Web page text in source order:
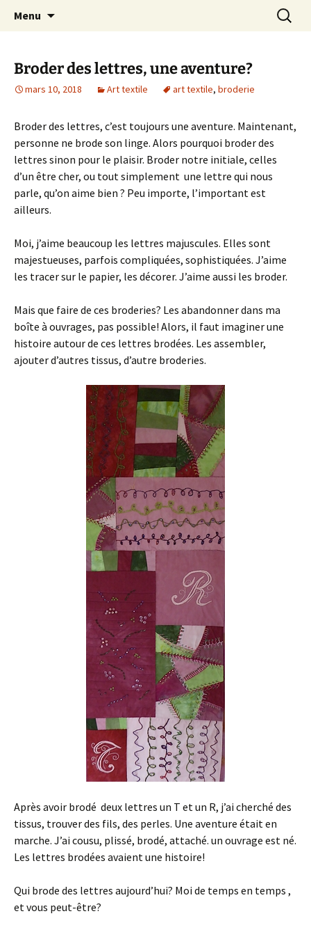
filsetcrayons
Le blog de Sophie A
Menu
Broder des lettres, une aventure?
mars 10, 2018 Art textile art textile, broderie
Broder des lettres, c’est toujours une aventure. Maintenant,
personne ne brode son linge. Alors pourquoi broder des
lettres sinon pour le plaisir. Broder notre initiale, celles
d’un être cher, ou tout simplement une lettre qui nous
parle, qu’on aime bien ? Peu importe, l’important est
ailleurs.
Moi, j’aime beaucoup les lettres majuscules. Elles sont
majestueuses, parfois compliquées, sophistiquées. J’aime
les tracer sur le papier, les décorer. J’aime aussi les broder.
Mais que faire de ces broderies? Les abandonner dans ma
boîte à ouvrages, pas possible! Alors, il faut imaginer une
histoire autour de ces lettres brodées. Les assembler,
ajouter d’autres tissus, d’autre broderies.
Après avoir brodé deux lettres un T et un R, j’ai cherché des
tissus, trouver des fils, des perles. Une aventure était en
marche. J’ai cousu, plissé, brodé, attaché. un ouvrage est né.
Les lettres brodées avaient une histoire!
Qui brode des lettres aujourd’hui? Moi de temps en temps ,
et vous peut-être?